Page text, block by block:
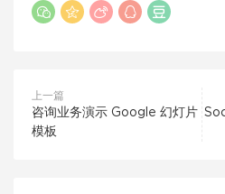
上一篇
咨询业务演示 Google 幻灯片
模板